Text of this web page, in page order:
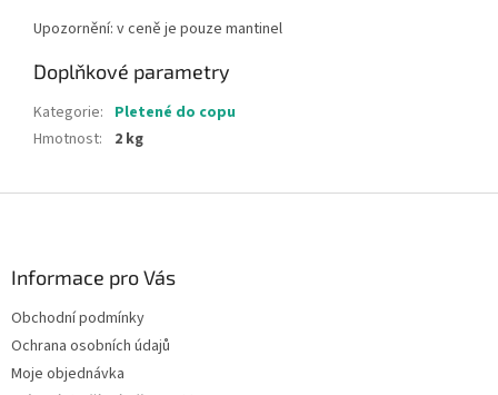
Upozornění: v ceně je pouze mantinel
Doplňkové parametry
Kategorie: Pletené do copu
Hmotnost: 2 kg
Informace pro Vás
Obchodní podmínky
Ochrana osobních údajů
Moje objednávka